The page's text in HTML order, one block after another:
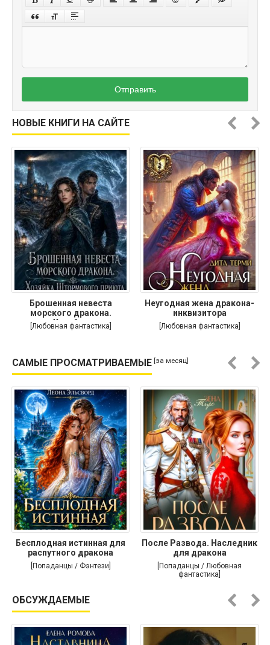
Отправить
НОВЫЕ КНИГИ НА САЙТЕ
Брошенная невеста
морского дракона.
Хозяйка
[Любовная фантастика]
Неугодная жена дракона-
инквизитора
[Любовная фантастика]
САМЫЕ ПРОСМАТРИВАЕМЫЕ [за месяц]
Бесплодная истинная для
распутного дракона
[Попаданцы / Фэнтези]
После Развода. Наследник
для дракона
[Попаданцы / Любовная
фантастика]
ОБСУЖДАЕМЫЕ